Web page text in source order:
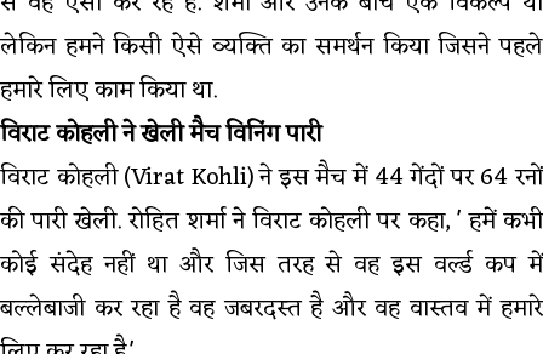
लेकिन हमने किसी ऐसे व्यक्ति का समर्थन किया जिसने पहले
हमारे लिए काम किया था.
विराट कोहली ने खेली मैच विनिंग पारी
विराट कोहली (Virat Kohli) ने इस मैच में 44 गेंदों पर 64 रनों
की पारी खेली. रोहित शर्मा ने विराट कोहली पर कहा, ' हमें कभी
कोई संदेह नहीं था और जिस तरह से वह इस वर्ल्ड कप में
बल्लेबाजी कर रहा है वह जबरदस्त है और वह वास्तव में हमारे